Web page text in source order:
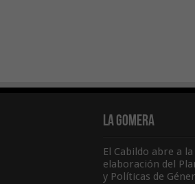
La Gomera
El Cabildo abre a
elaboración del
y Políticas de